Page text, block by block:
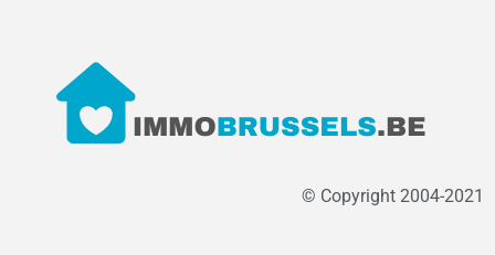
© Copyright 2004-2021